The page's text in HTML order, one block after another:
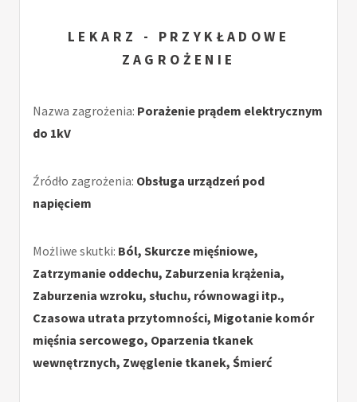
LEKARZ - PRZYKŁADOWE
ZAGROŻENIE
Nazwa zagrożenia: Porażenie prądem elektrycznym
do 1kV
Źródło zagrożenia: Obsługa urządzeń pod
napięciem
Możliwe skutki: Ból, Skurcze mięśniowe,
Zatrzymanie oddechu, Zaburzenia krążenia,
Zaburzenia wzroku, słuchu, równowagi itp.,
Czasowa utrata przytomności, Migotanie komór
mięśnia sercowego, Oparzenia tkanek
wewnętrznych, Zwęglenie tkanek, Śmierć